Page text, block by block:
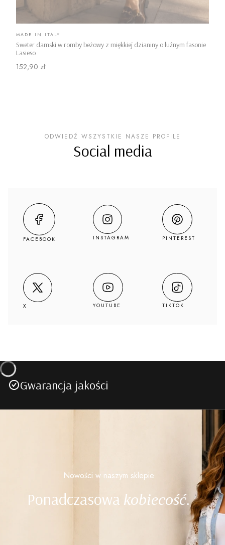
Sweter damski w romby beżowy z miękkiej dzianiny o luźnym fasonie
Lasieso
PRODUCENT
MADE IN ITALY
Cena
152,90 zł
ODWIEDŹ WSZYSTKIE NASZE PROFILE
Social media
FACEBOOK INSTAGRAM PINTEREST
X YOUTUBE TIKTOK
Gwarancja jakości
Nowości w naszym sklepie
Ponadczasowa kobiecość.